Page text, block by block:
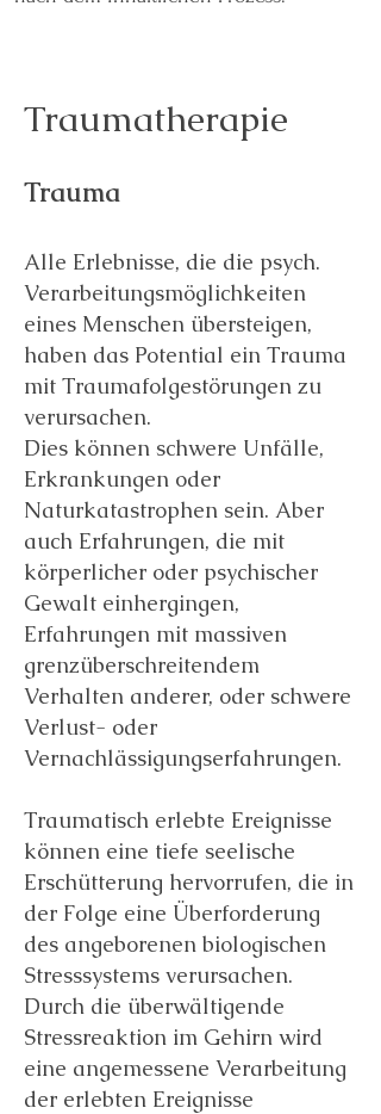
Traumatherapie
Trauma
Alle Erlebnisse, die die psych.
Verarbeitungsmöglichkeiten
eines Menschen übersteigen,
haben das Potential ein Trauma
mit Traumafolgestörungen zu
verursachen.
Dies können schwere Unfälle,
Erkrankungen oder
Naturkatastrophen sein. Aber
auch Erfahrungen, die mit
körperlicher oder psychischer
Gewalt einhergingen,
Erfahrungen mit massiven
grenzüberschreitendem
Verhalten anderer, oder schwere
Verlust- oder
Vernachlässigungserfahrungen.
Traumatisch erlebte Ereignisse
können eine tiefe seelische
Erschütterung hervorrufen, die in
der Folge eine Überforderung
des angeborenen biologischen
Stresssystems verursachen.
Durch die überwältigende
Stressreaktion im Gehirn wird
eine angemessene Verarbeitung
der erlebten Ereignisse